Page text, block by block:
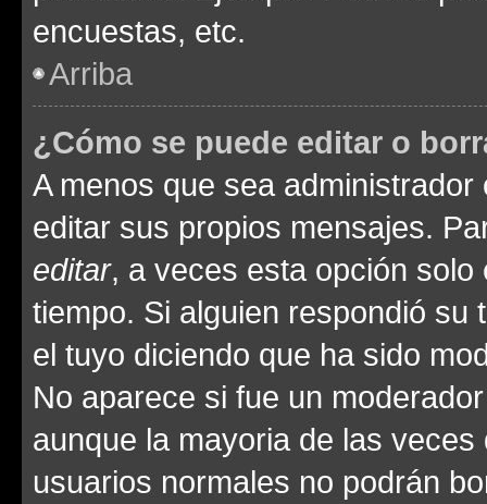
encuestas, etc.
Arriba
¿Cómo se puede editar o
A menos que sea
editar sus propios mensajes.
editar, a veces esta opción
tiempo. Si alguien respondió
el tuyo diciendo que ha sido
No aparece si fue un
aunque la mayoria de las
usuarios normales no podrán